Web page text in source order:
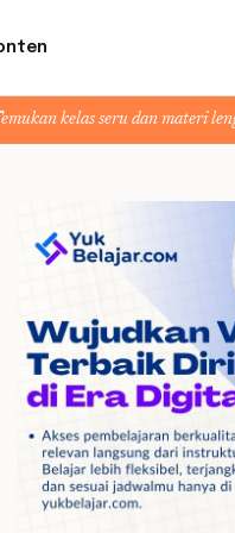
dan materi lengkap hanya